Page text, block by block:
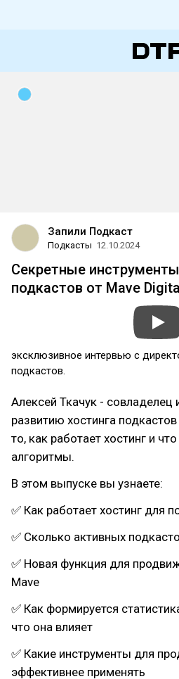
Запили Подкаст
Подкасты 12.10.2024
Секретные
подкастов от Mave
эксклюзивное интервью с
подкастов.
Алексей Ткачук - совладелец
развитию хостинга
то, как работает хостинг и
алгоритмы.
В этом выпуске вы узнаете:
✅ Как работает хостинг для
✅ Сколько активных
✅ Новая функция для
Mave
✅ Как формируется
что она влияет
✅ Какие инструменты для
эффективнее применять